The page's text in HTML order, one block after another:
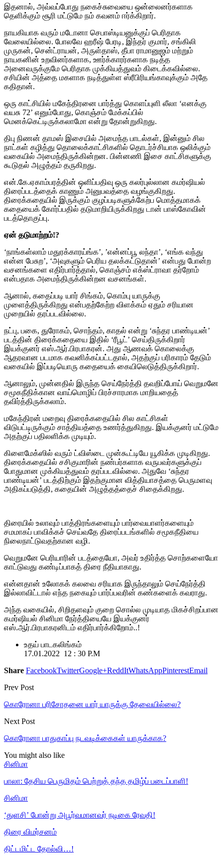
இதனால், அவ்வப்போது நகைச்சுவையை ஒன்லைனர்களாக
தெளிக்கும் சூரி மட்டுமே நம் கவனம் ஈர்க்கிறார்.
நாயகியாக வரும் மடோனா செபாஸ்டியனுக்குப் பெரிதாக
வேலையில்லை. போலவே ஹரீஷ் பேரடி, இந்தர் குமார், சங்கிலி
முருகன், சென்ட்ராயன், அருள்தாஸ், தீபா ராமானுஜம் மற்றும்
நாயகனின் உறவினர்களாக, ஊர்க்காரர்களாக நடித்த
அனைவருக்குமே பெரிதாக முக்கியத்துவம் கிடைக்கவில்லை.
சசியின் அத்தை மகளாக நடித்துள்ள ஸ்ரீபிரியங்காவுக்கும் அதே
கதிதான்.
ஒரு காட்சியில் மகேந்திரனை பார்த்து கொளப்புளி லீலா ‘எனக்கு
வயசு 72’ எனும்போது, கொஞ்சம் மேக்கப்பில்
மெனக்கெட்டிருக்கலாமோ என்று தோன்றுகிறது.
திபு நிணன் தாமஸ் இசையில் அமைந்த பாடல்கள், இன்னும் சில
நாட்கள் கழித்து தொலைக்காட்சிகளில் தொடர்ச்சியாக ஒலிக்கும்
வகையில் அமைந்திருக்கின்றன. பின்னணி இசை காட்சிகளுக்கு
கூடுதல் அழுத்தம் தருகிறது.
என்.கே.ஏகாம்பரத்தின் ஒளிப்பதிவு ஒரு கலர்புல்லான கமர்ஷியல்
திரைப்படத்தைக் காணும் அனுபவத்தை வழங்குகிறது.
திரைக்கதையில் இருக்கும் குழப்படிகளுக்கேற்ப மொத்தமாகக்
கதையைக் கோர்ப்பதில் தடுமாறியிருக்கிறது டான் பாஸ்கோவின்
படத்தொகுப்பு.
ஏன் தடுமாற்றம்!?
‘நாங்கள்லாம் மதுரக்காரய்ங்க’, ’என்னப்பூ லந்தா’, ‘எங்க வந்து
என்ன பேசுற’, ‘அவுகளும் பெரிய தலக்கட்டுதான்’ என்பது போன்ற
வசனங்களை எதிர்பார்த்தால், கொஞ்சம் எக்ஸ்ட்ராவா தர்றோம்
என்பதாக அமைந்திருக்கின்றன வசனங்கள்.
ஆனால், கதைப்படி யார் சிங்கம், கொம்பு யாருக்கு
முளைத்திருக்கிறது என்பதற்கேற்ற விளக்கம் ஏதும் சரியான
முறையில் தரப்படவில்லை.
நட்பு, பகை, துரோகம், சொந்தம், காதல் என்று ‘சுந்தர பாண்டியன்’
படத்தின் திரைக்கதையை இதில் ‘ரீபூட்’ செய்திருக்கிறார்
இயக்குனர் எஸ்.ஆர்.பிரபாகரன். அது ஆணவக் கொலைக்கு
ஆதரவான படமாக கவனிக்கப்பட்டதால், அதற்குப் பரிகாரம் தேடும்
வகையில் இப்படியொரு கதையைக் கையிலெடுத்திருக்கிறார்.
ஆனாலும், முன்னதில் இருந்த செய்நேர்த்தி தவறிப்போய் வெறுமனே
சமூகநீதிக்கான வாய்மொழிப் பிரச்சாரமாக மாறியதைத்
தவிர்த்திருக்கலாம்.
மகேந்திரன் மறைவு திரைக்கதையில் சில காட்சிகள்
விடுபட்டிருக்கும் சாத்தியத்தை உணர்த்துகிறது. இயக்குனர் மட்டுமே
அதற்குப் பதிலளிக்க முடியும்.
கிளைமேக்ஸில் வரும் ட்விஸ்டை முன்கூட்டியே யூகிக்க முடிகிறது.
திரைக்கதையில் சசிகுமாரின் நண்பர்களாக வருபவர்களுக்குப்
போதுமான முக்கியத்துவம் தரப்படவில்லை. அதுவே ‘சுந்தர
பாண்டியன்’ படத்திற்கும் இதற்குமான வித்தியாசத்தை பெருமளவு
அதிகப்படுத்தி, கதையின் அழுத்தத்தைச் சிதைக்கிறது.
திரையில் உலாவும் பாத்திரங்களையும் பார்வையாளர்களையும்
சமமாகப் பாவிக்கச் செய்வதே திரைப்படங்களில் சமூகநீதியை
நிலைநாட்டுவதற்கான வழி.
வெறுமனே பெரியாரின் படத்தையோ, அவர் உதிர்த்த சொற்களையோ
காட்டுவது கண்டிப்பாகத் திரை நீதியாகாது.
என்னதான் உலோகக் கலவை சரியாக இருந்தாலும் செய்நேர்த்தி
இல்லாவிட்டால் எந்த நகையும் பார்ப்பவரின் கண்களைக் கவராது.
அந்த வகையில், சிறிதளவும் குறை சொல்ல முடியாத மிகச்சிறப்பான
கமர்ஷியல் சினிமா நேர்த்தியையே இயக்குனர்
எஸ்.ஆர்.பிரபாகரனிடம் எதிர்பார்க்கிறோம்..!
உதய் பாடகலிங்கம்
17.01.2022 12 : 30 P.M
Share FacebookTwitterGoogle+ReddItWhatsAppPinterestEmail
Prev Post
கொரோனா பரிசோதனை யார் யாருக்கு தேவையில்லை?
Next Post
கொரோனா பாதுகாப்பு நடவடிக்கைகள் யாருக்காக?
You might also like
சினிமா
பாலா: தேசிய பெருமிதம் பெற்றுத் தந்த தமிழ்ப் படைப்பாளி!
சினிமா
‘துளசி’ போன்று அபூர்வமானவர் நடிகை ரேவதி!
திரை விமர்சனம்
திட்டமிட்ட தோல்வி…!